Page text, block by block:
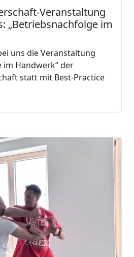
Veranstaltung
„Betriebsnachfolge im
uns die Veranstaltung
im Handwerk“ der
statt mit Best-Practice